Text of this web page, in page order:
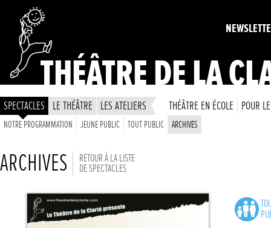
THÉÂTRE DE LA
SPECTACLES
NOTRE PROGRAMMATION JEUNE PUBLIC TOUT PUBLIC ARCHIVES
LE THÉÂTRE LES ATELIERS THÉÂTRE EN ÉCOLE POUR
ARCHIVES RETOUR À LA LISTE
DE SPECTACLES